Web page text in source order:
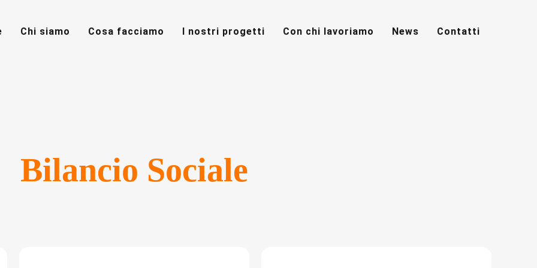
Chi siamo Cosa facciamo I nostri progetti Con chi lavoriamo News Contatti
Bilancio Sociale